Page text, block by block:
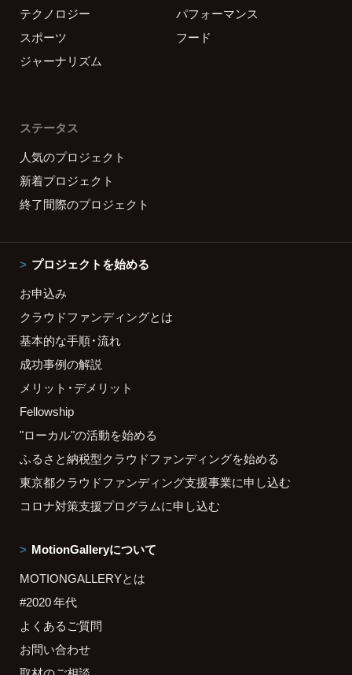
テクノロジー
パフォーマンス
スポーツ
フード
ジャーナリズム
ステータス
人気のプロジェクト
新着プロジェクト
終了間際のプロジェクト
プロジェクトを始める
お申込み
クラウドファンディングとは
基本的な手順・流れ
成功事例の解説
メリット・デメリット
Fellowship
"ローカル"の活動を始める
ふるさと納税型クラウドファンディングを始める
東京都クラウドファンディング支援事業に申し込む
コロナ対策支援プログラムに申し込む
MotionGalleryについて
MOTIONGALLERYとは
#2020 年代
よくあるご質問
お問い合わせ